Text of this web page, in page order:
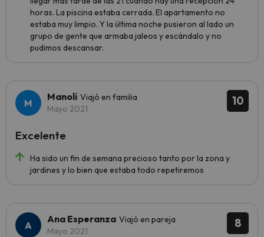
horas. La piscina estaba cerrada. El apartamento no
estaba muy limpio. Y la última noche pusieron al lado un
grupo de gente que armaba jaleos y escándalo y no
pudimos descansar.
10
Manoli Viajó en familia
Mayo 2021
Ha sido un fin de semana precioso tanto por la zona y
jardines y lo bien que estaba todo repetiremos
Excelente
8
Ana Esperanza Viajó en pareja
Mayo 2021